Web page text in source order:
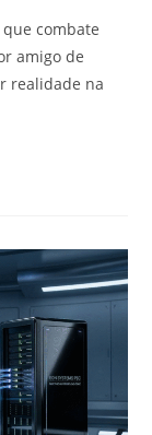
combate
amigo de
realidade na